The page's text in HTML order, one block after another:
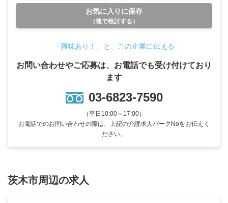
お気に入りに保存
（後で検討する）
「興味あり！」と、この企業に伝える
お問い合わせやご応募は、お電話でも受け付けており
ます
03-6823-7590
（平日10:00～17:00）
お電話でのお問い合わせの際は、上記の介護求人パークNoをお伝えく
ださい。
茨木市周辺の求人